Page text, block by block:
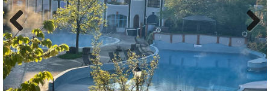
Previous Next